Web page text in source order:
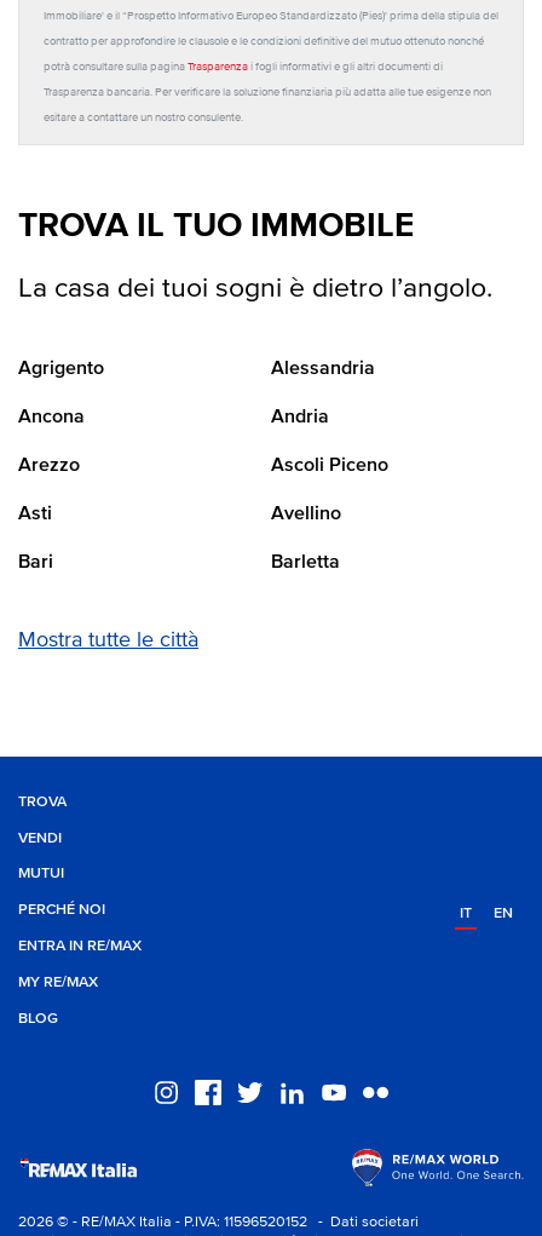
Immobiliare' e il “Prospetto Informativo Europeo Standardizzato (Pies)' prima della stipula del
contratto per approfondire le clausole e le condizioni definitive del mutuo ottenuto nonché
potrà consultare sulla pagina Trasparenza i fogli informativi e gli altri documenti di
Trasparenza bancaria. Per verificare la soluzione finanziaria più adatta alle tue esigenze non
esitare a contattare un nostro consulente.
TROVA IL TUO IMMOBILE
La casa dei tuoi sogni è dietro l’angolo.
Agrigento Alessandria
Ancona Andria
Arezzo Ascoli Piceno
Asti Avellino
Bari Barletta
Mostra tutte le città
TROVA
VENDI
MUTUI
PERCHÉ NOI
ENTRA IN RE/MAX
MY RE/MAX
BLOG
IT EN
2026 © - RE/MAX Italia - P.IVA: 11596520152
- Dati societari